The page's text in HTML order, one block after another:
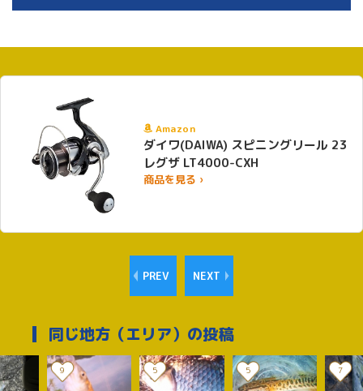
Amazon
ダイワ(DAIWA) スピニングリール 23
レグザ LT4000-CXH
商品を見る ›
PREV NEXT
同じ地方（エリア）の投稿
9 5 5 7